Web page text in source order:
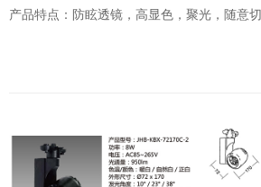
产品特点：防眩透镜，高显色，聚光，随意切